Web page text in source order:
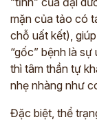
mặn của tảo có
chỗ uất kết),
“gốc” bệnh là
thì tâm thần tự
nhẹ nhàng như
Đặc biệt, thể